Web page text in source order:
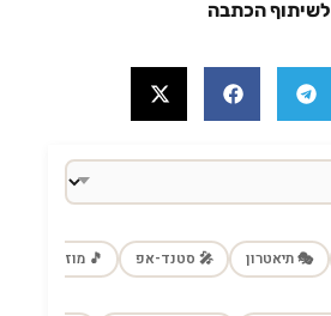
לשיתוף הכתבה
🎭 תיאטרון 🎤 סטנד-אפ 🎵 מוזיקה